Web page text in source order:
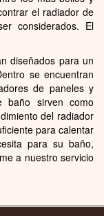
el radiador de
considerados. El
diseñados para un
se encuentran
de paneles y
baño sirven como
del radiador
para calentar
para su baño,
a nuestro servicio